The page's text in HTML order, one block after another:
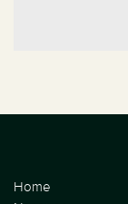
Home